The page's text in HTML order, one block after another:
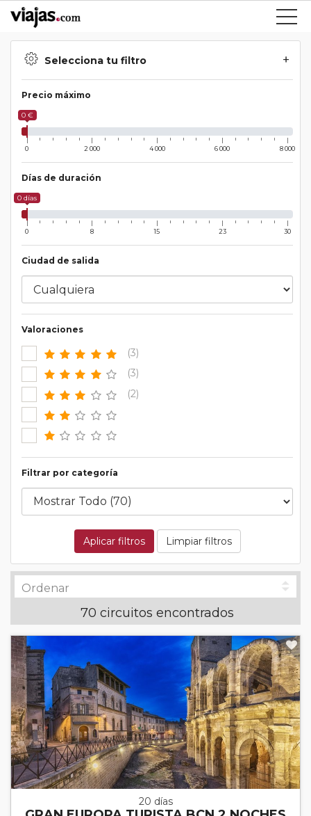
Selecciona tu filtro
Precio máximo
0 €
0 2 000 4 000 6 000 8 000
Días de duración
0 días
0 8 15 23 30
Ciudad de salida
Valoraciones
(3)
(3)
(2)
Filtrar por categoría
Aplicar filtros Limpiar filtros
70 circuitos encontrados
20 días